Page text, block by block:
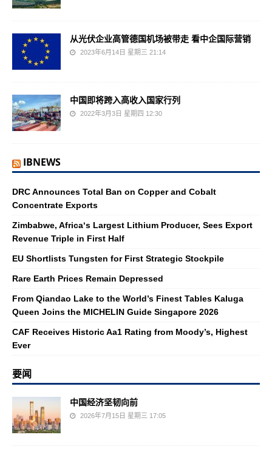
从光伏企业高管德国机场被带走 看中企国际营销
2023年6月14日 星期三 21:14
中国即将跨入高收入国家行列
2022年3月3日 星期四 12:30
IBNEWS
DRC Announces Total Ban on Copper and Cobalt
Concentrate Exports
Zimbabwe, Africa‘s Largest Lithium Producer, Sees Export
Revenue Triple in First Half
EU Shortlists Tungsten for First Strategic Stockpile
Rare Earth Prices Remain Depressed
From Qiandao Lake to the World’s Finest Tables Kaluga
Queen Joins the MICHELIN Guide Singapore 2026
CAF Receives Historic Aa1 Rating from Moody’s, Highest
Ever
要闻
中国经济坚韧向前
2026年7月15日 星期三 17:05